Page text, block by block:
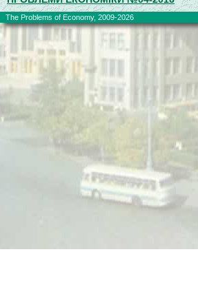
The Problems of Economy, 2009-2026